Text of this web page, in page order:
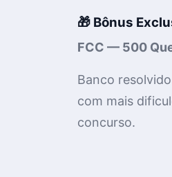
🎁 Bônus
FCC — 500
Banco
com mais
concurso.